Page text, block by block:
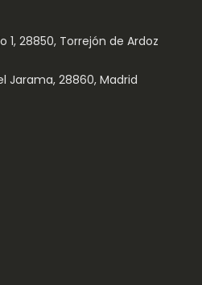
1, 28850, Torrejón de Ardoz
Jarama, 28860, Madrid